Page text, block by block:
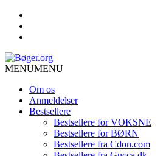
MENUMENU
Om os
Anmeldelser
Bestsellere
Bestsellere for VOKSNE
Bestsellere for BØRN
Bestsellere fra Cdon.com